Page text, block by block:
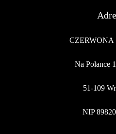
CZERWONA
Na Polance
51-109
NIP